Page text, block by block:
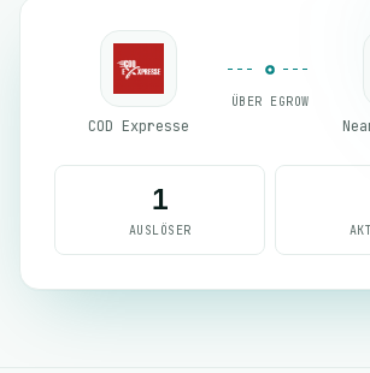
COD Expresse
ÜBER EGROW
1
AUSLÖSER